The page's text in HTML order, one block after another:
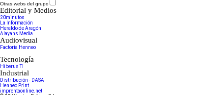
Otras webs del grupo
Editorial y Medios
20minutos
La Información
Heraldo de Aragón
Alayans Media
Audiovisual
Factoría Henneo
Tecnología
Hiberus TI
Industrial
Distribución - DASA
Henneo Print
imprentaonline.net